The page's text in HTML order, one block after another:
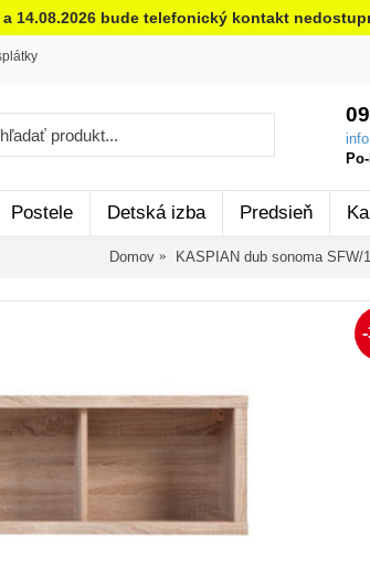
a 14.08.2026 bude telefonický kontakt
Postele Detská izba Predsieň
Domov KASPIAN dub sonoma SFW/